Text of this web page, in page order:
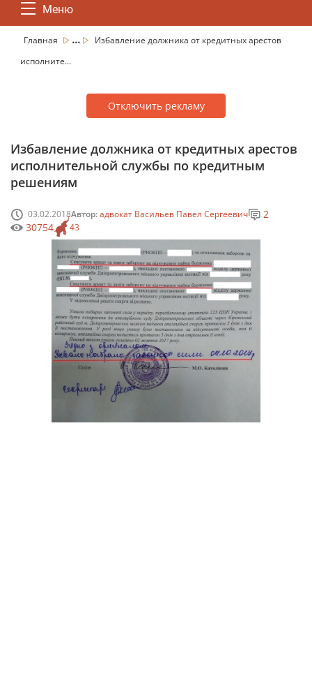
Меню
Главная ...
Избавление должника от кредитных арестов
исполните...
Отключить рекламу
Избавление должника от кредитных арестов
исполнительной службы по кредитным
решениям
03.02.2018Автор:адвокат Васильев Павел Сергеевич
43
2
30754